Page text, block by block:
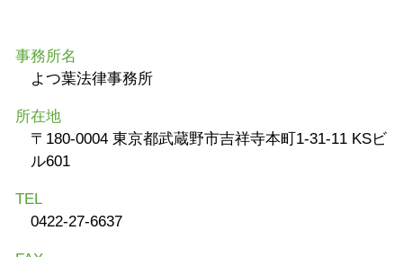
事務所名
よつ葉法律事務所
所在地
〒180-0004 東京都武蔵野市吉祥寺本町1-31-11 KSビ
ル601
TEL
0422-27-6637